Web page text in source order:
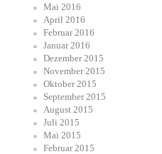
Mai 2016
April 2016
Februar 2016
Januar 2016
Dezember 2015
November 2015
Oktober 2015
September 2015
August 2015
Juli 2015
Mai 2015
Februar 2015